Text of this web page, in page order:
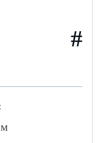
#